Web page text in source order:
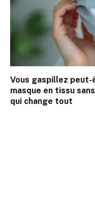
Vous gaspillez
masque en tissu
qui change tout